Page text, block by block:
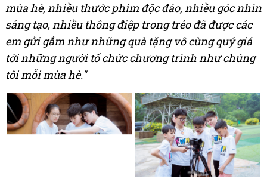
mùa hè, nhiều thước phim độc đáo, nhiều góc nhìn
sáng tạo, nhiều thông điệp trong trẻo đã được các
em gửi gắm như những quà tặng vô cùng quý giá
tới những người tổ chức chươngtrìnhnhư chúng
tôi mỗi mùa hè."